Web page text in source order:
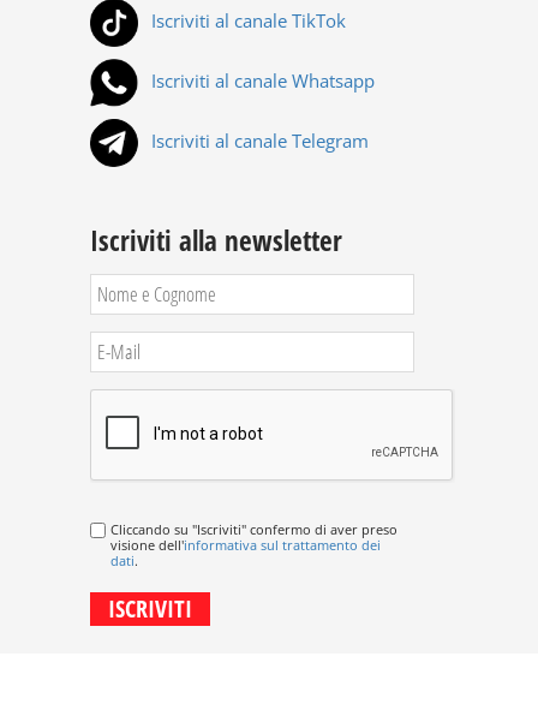
Iscriviti al canale TikTok
Iscriviti al canale Whatsapp
Iscriviti al canale Telegram
Iscriviti alla newsletter
Cliccando su "Iscriviti" confermo di aver preso
visione dell'informativa sul trattamento dei
dati.